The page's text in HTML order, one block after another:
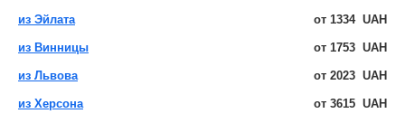
из Эйлата от 1334 UAH
из Винницы от 1753 UAH
из Львова от 2023 UAH
из Херсона от 3615 UAH